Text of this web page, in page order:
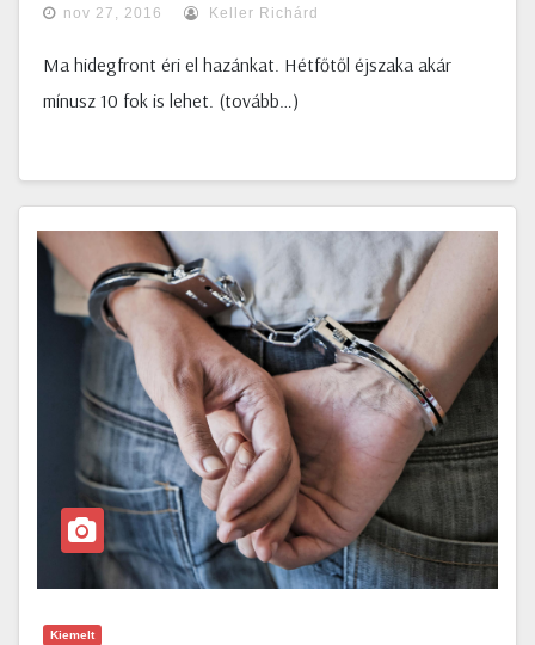
nov 27, 2016 Keller Richárd
Ma hidegfront éri el hazánkat. Hétfőtől éjszaka akár
mínusz 10 fok is lehet. (tovább…)
Kiemelt